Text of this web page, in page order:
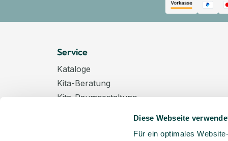
Diese Webseite
Für ein optimales
Service
Kataloge
Kita-Beratung
Kita-Raumgestaltung